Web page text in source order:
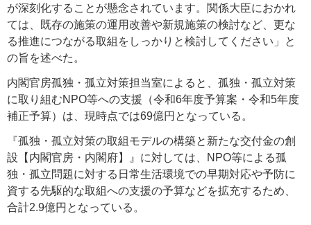
が深刻化することが懸念されています。関係大臣におかれ
ては、既存の施策の運用改善や新規施策の検討など、更な
る推進につながる取組をしっかりと検討してください」と
の旨を述べた。
内閣官房孤独・孤立対策担当室によると、孤独・孤立対策
に取り組むNPO等への支援（令和6年度予算案・令和5年度
補正予算）は、現時点では69億円となっている。
『孤独・孤立対策の取組モデルの構築と新たな交付金の創
設【内閣官房・内閣府】』に対しては、NPO等による孤
独・孤立問題に対する日常生活環境での早期対応や予防に
資する先駆的な取組への支援の予算などを拡充するため、
合計2.9億円となっている。